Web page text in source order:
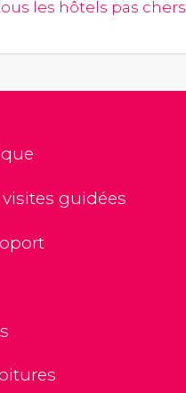
les hôtels pas chers
guidées